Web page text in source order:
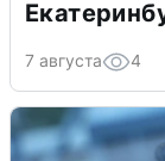
7 августа 4